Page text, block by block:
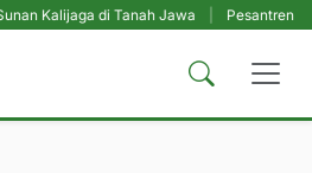
di Tanah Jawa | Pesantren Tetap